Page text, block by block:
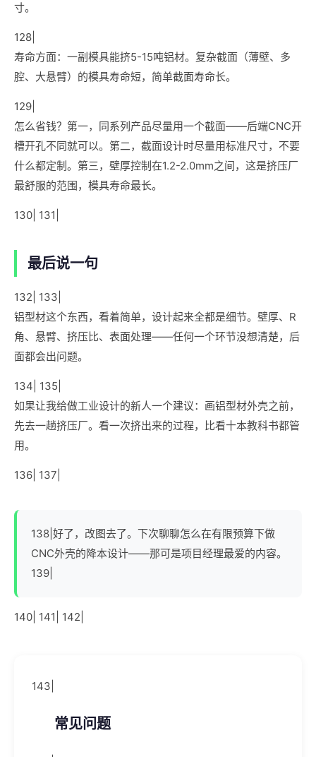
寸。
128|
寿命方面：一副模具能挤5-15吨铝材。复杂截面（薄壁、多
腔、大悬臂）的模具寿命短，简单截面寿命长。
129|
怎么省钱？第一，同系列产品尽量用一个截面——后端CNC开
槽开孔不同就可以。第二，截面设计时尽量用标准尺寸，不要
什么都定制。第三，壁厚控制在1.2-2.0mm之间，这是挤压厂
最舒服的范围，模具寿命最长。
130| 131|
最后说一句
132| 133|
铝型材这个东西，看着简单，设计起来全都是细节。壁厚、R
角、悬臂、挤压比、表面处理——任何一个环节没想清楚，后
面都会出问题。
134| 135|
如果让我给做工业设计的新人一个建议：画铝型材外壳之前，
先去一趟挤压厂。看一次挤出来的过程，比看十本教科书都管
用。
136| 137|
138|好了，改图去了。下次聊聊怎么在有限预算下做
CNC外壳的降本设计——那可是项目经理最爱的内容。
139|
140| 141| 142|
143|
常见问题